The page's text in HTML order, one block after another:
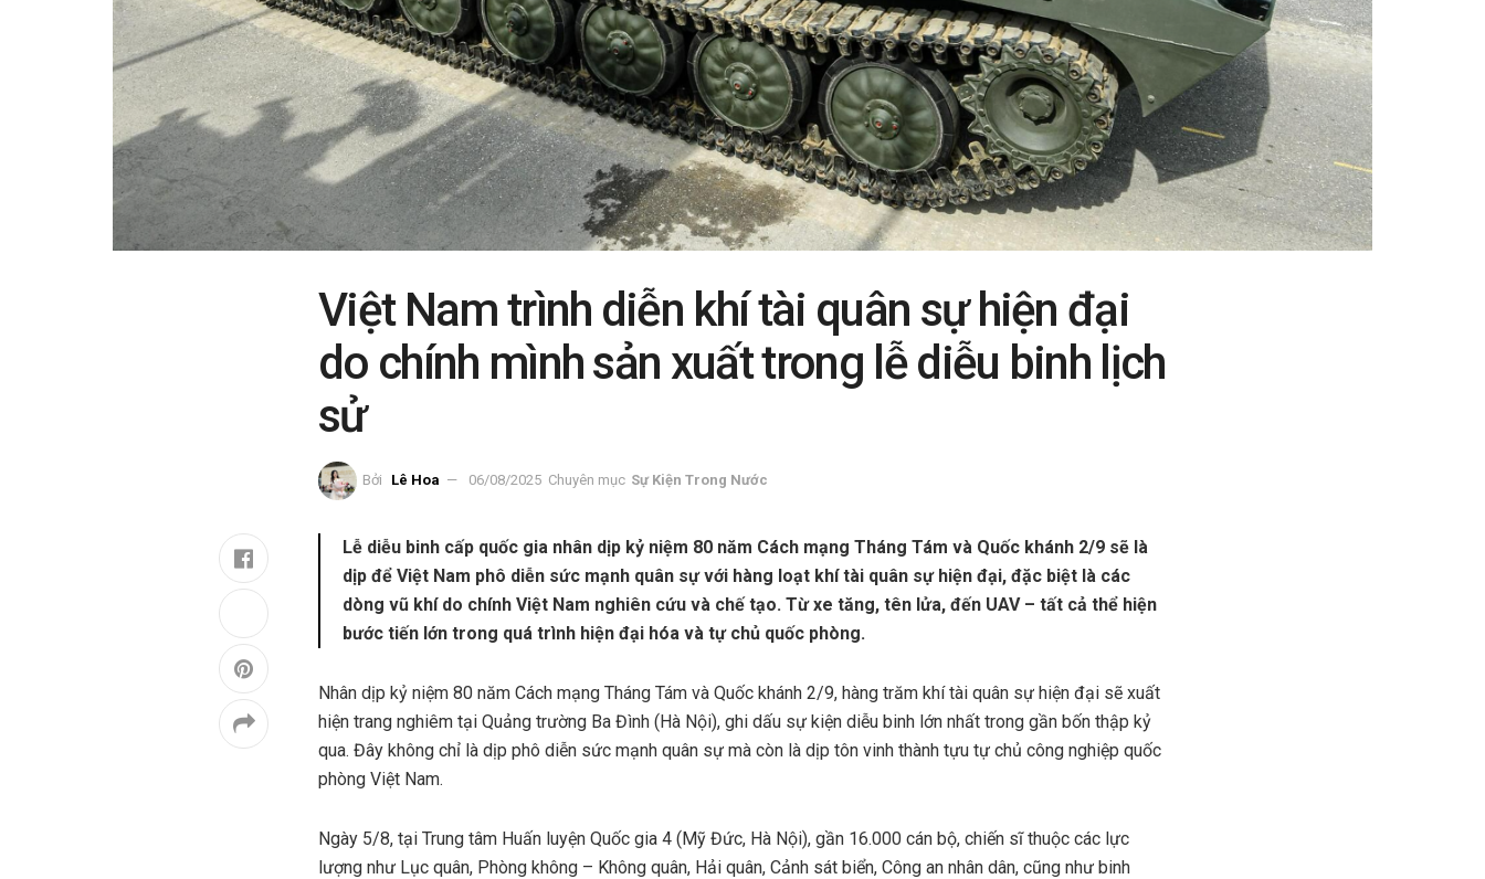
Việt Nam trình diễn khí tài quân sự hiện đại
do chính mình sản xuất trong lễ diễu binh lịch
sử
Bởi Lê Hoa 06/08/2025 Chuyên mục Sự Kiện Trong Nước
Lễ diễu binh cấp quốc gia nhân dịp kỷ niệm 80 năm Cách mạng Tháng Tám và Quốc khánh 2/9 sẽ là
dịp để Việt Nam phô diễn sức mạnh quân sự với hàng loạt khí tài quân sự hiện đại, đặc biệt là các
dòng vũ khí do chính Việt Nam nghiên cứu và chế tạo. Từ xe tăng, tên lửa, đến UAV – tất cả thể hiện
bước tiến lớn trong quá trình hiện đại hóa và tự chủ quốc phòng.
Nhân dịp kỷ niệm 80 năm Cách mạng Tháng Tám và Quốc khánh 2/9, hàng trăm khí tài quân sự hiện đại sẽ xuất
hiện trang nghiêm tại Quảng trường Ba Đình (Hà Nội), ghi dấu sự kiện diễu binh lớn nhất trong gần bốn thập kỷ
qua. Đây không chỉ là dịp phô diễn sức mạnh quân sự mà còn là dịp tôn vinh thành tựu tự chủ công nghiệp quốc
phòng Việt Nam.
Ngày 5/8, tại Trung tâm Huấn luyện Quốc gia 4 (Mỹ Đức, Hà Nội), gần 16.000 cán bộ, chiến sĩ thuộc các lực
lượng như Lục quân, Phòng không – Không quân, Hải quân, Cảnh sát biển, Công an nhân dân, cũng như binh